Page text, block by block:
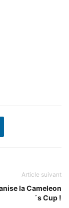
Article suivant
la Cameleon
´s Cup !